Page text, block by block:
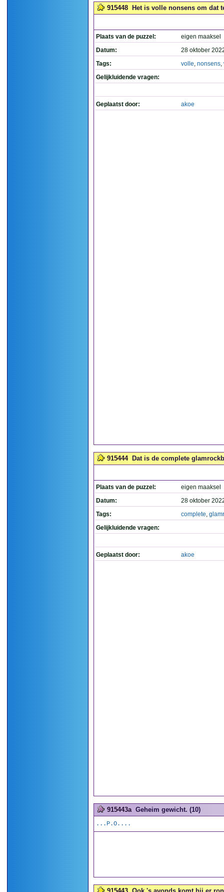
915448 Het is volle nonsens om dat
Plaats van de puzzel:
eigen maaksel
Datum:
28 oktober
Tags:
volle, nonsens,
Gelijkluidende vragen:
Geplaatst door: akoe
915444 Dat is de complete
Plaats van de puzzel:
eigen maaksel
Datum:
28 oktober
Tags:
complete,
Gelijkluidende vragen:
Geplaatst door: akoe
915443a Geheim gewicht. (10)
...P.O....